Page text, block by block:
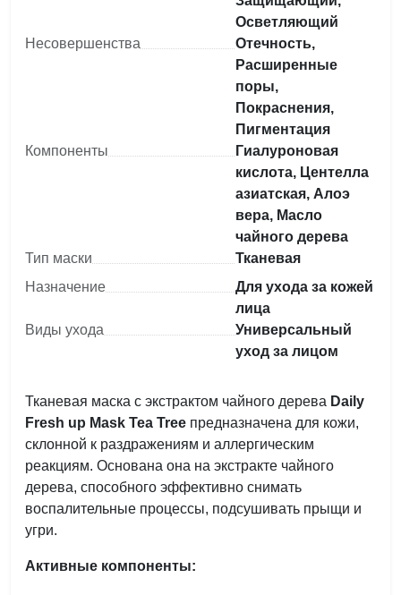
Осветляющий
Несовершенства
Отечность,
Расширенные
поры,
Покраснения,
Пигментация
Компоненты
Гиалуроновая
кислота, Центелла
азиатская, Алоэ
вера, Масло
чайного дерева
Тип маски
Тканевая
Назначение
Для ухода за кожей
лица
Виды ухода
Универсальный
уход за лицом
Тканевая маска с экстрактом чайного дерева Daily
Fresh up Mask Tea Tree предназначена для кожи,
склонной к раздражениям и аллергическим
реакциям. Основана она на экстракте чайного
дерева, способного эффективно снимать
воспалительные процессы, подсушивать прыщи и
угри.
Активные компоненты: